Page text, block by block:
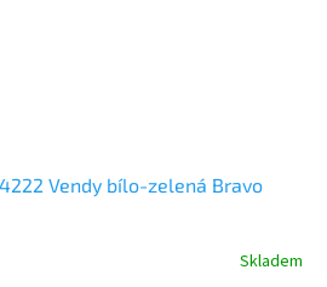
Vendy bílo-zelená Bravo
Skladem